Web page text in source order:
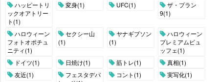
ハッピートリ
ックオアトリー
ト(1)
変身(1) UFC(1)
ザ・プラン
9(1)
ハロウィーン
フォトオポチュ
ニティ(1)
セクシー山
(1)
ヤナギブソン
(1)
ハロウィーン
プレミアムビュ
ッフェ(1)
ドイツ(1)
日焼け(1) 筋トレ(1)
真相(1)
友近(1)
フェスタデパ
コント(1) 実写化(1)